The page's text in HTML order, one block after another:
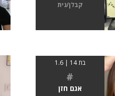
קבלן/נית
בת 14 | 1.6
#
אגם חזן